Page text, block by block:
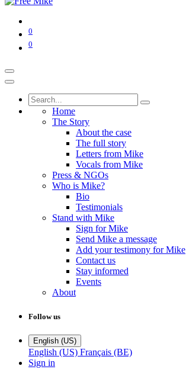
0
0
Home
The Story
About the case
The full story
Letters from Mike
Vocals from Mike
Press & NGOs
Who is Mike?
Bio
Testimonials
Stand with Mike
Sign for Mike
Send Mike a message
Add your testimony for Mike
Contact us
Stay informed
Events
About
Follow us
English (US)
English (US) Français (BE)
Sign in